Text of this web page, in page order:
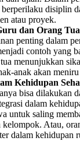
disiplin
atau proyek.
dan Orang Tua
penting dalam
contoh yang
menunjukkan
anak akan
Kehidupan
bisa dilakukan
dalam
untuk saling
kelompok. Atau,
dalam kehidupan